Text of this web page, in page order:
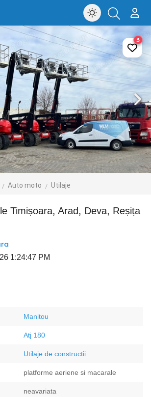
Auto moto Utilaje
3
Timișoara, Arad, Deva, Reșița
1:24:47 PM
Manitou
Atj 180
Utilaje de constructii
platforme aeriene si macarale
neavariata